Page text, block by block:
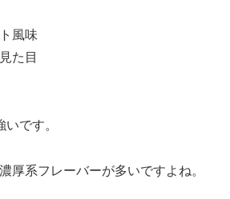
風味
た目
です。
厚系フレーバーが多いですよね。